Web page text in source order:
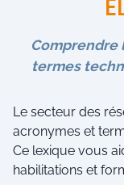
Comprendre
termes
Le secteur des
acronymes et
Ce lexique vous
habilitations et